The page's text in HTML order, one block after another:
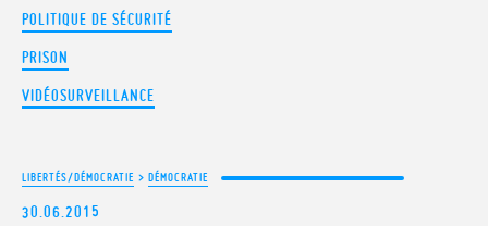
POLITIQUE DE SÉCURITÉ
PRISON
VIDÉOSURVEILLANCE
LIBERTÉS/DÉMOCRATIE > DÉMOCRATIE
30.06.2015